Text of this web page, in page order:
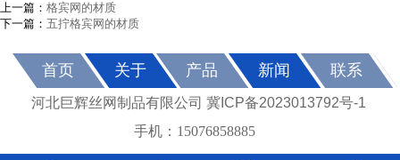
上一篇： 格宾网的材质
下一篇： 五拧格宾网的材质
首页 关于 产品 新闻 联系
河北巨辉丝网制品有限公司 冀ICP备2023013792号-1
手机：15076858885